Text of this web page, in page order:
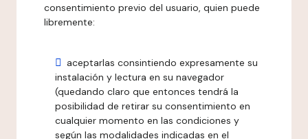
consentimiento previo del usuario, quien puede
libremente:
aceptarlas consintiendo expresamente su
instalación y lectura en su navegador
(quedando claro que entonces tendrá la
posibilidad de retirar su consentimiento en
cualquier momento en las condiciones y
según las modalidades indicadas en el